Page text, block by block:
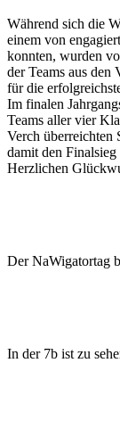
Während sich die
einem von
konnten, wurden
der Teams aus den
für die
Im finalen
Teams aller vier
Verch überreichten
damit den Finalsieg
Herzlichen
Der NaWigatortag
In der 7b ist zu